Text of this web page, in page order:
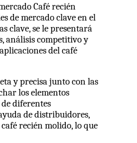
Café recién
de mercado clave en el
clave, se le presentará
análisis competitivo y
del café
y precisa junto con las
los elementos
diferentes
de distribuidores,
recién molido, lo que